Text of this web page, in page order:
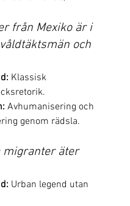
från Mexiko är i
och
Klassisk
Avhumanisering och
genom rädsla.
migranter äter
Urban legend utan